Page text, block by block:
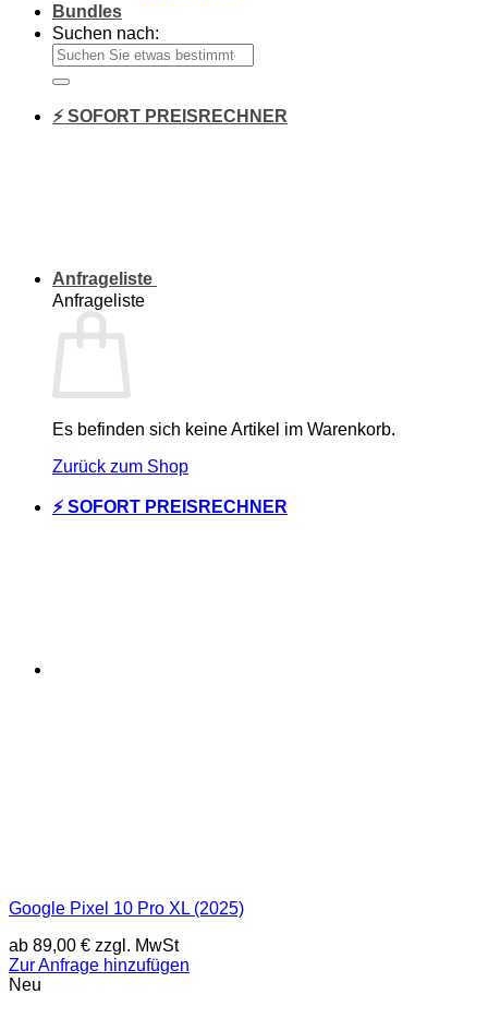
Bundles
Suchen nach:
⚡ SOFORT PREISRECHNER
Anfrageliste
Anfrageliste
Es befinden sich keine Artikel im Warenkorb.
Zurück zum Shop
⚡ SOFORT PREISRECHNER
Google Pixel 10 Pro XL (2025)
ab 89,00 € zzgl. MwSt
Zur Anfrage hinzufügen
Neu